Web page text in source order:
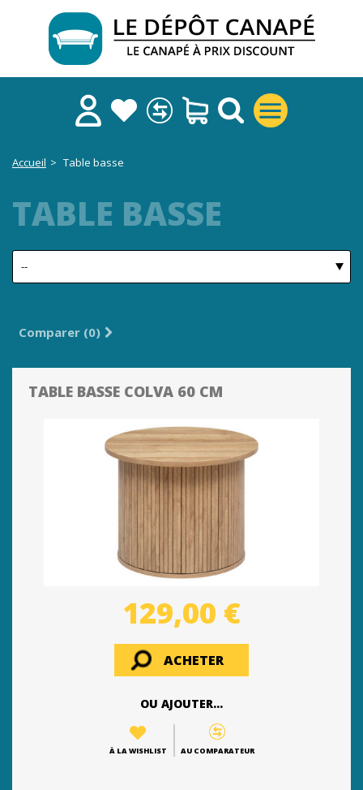
Accueil > Table basse
TABLE BASSE
Comparer (0)
TABLE BASSE COLVA 60 CM
129,00 €
ACHETER
OU AJOUTER...
À LA WISHLIST AU COMPARATEUR